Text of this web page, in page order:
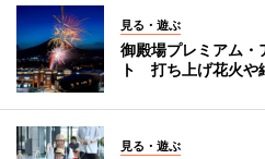
見る・遊ぶ
御殿場プレミアム・
ト 打ち上げ花火や
見る・遊ぶ